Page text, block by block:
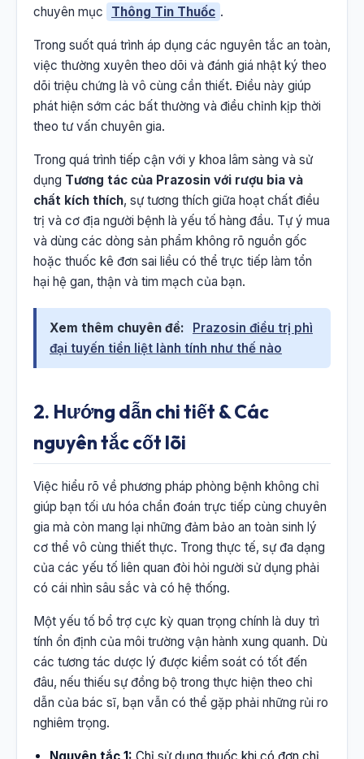
chuyên mục
Thông Tin Thuốc .
Trong suốt quá trình áp dụng các nguyên tắc an toàn,
việc thường xuyên theo dõi và đánh giá nhật ký theo
dõi triệu chứng là vô cùng cần thiết. Điều này giúp
phát hiện sớm các bất thường và điều chỉnh kịp thời
theo tư vấn chuyên gia.
Trong quá trình tiếp cận với y khoa lâm sàng và sử
dụng Tương tác của Prazosin với rượu bia và
chất kích thích, sự tương thích giữa hoạt chất điều
trị và cơ địa người bệnh là yếu tố hàng đầu. Tự ý mua
và dùng các dòng sản phẩm không rõ nguồn gốc
hoặc thuốc kê đơn sai liều có thể trực tiếp làm tổn
hại hệ gan, thận và tim mạch của bạn.
Xem thêm chuyên đề:
Prazosin điều trị phì
đại tuyến tiền liệt lành tính như thế nào
2. Hướng dẫn chi tiết & Các
nguyên tắc cốt lõi
Việc hiểu rõ về phương pháp phòng bệnh không chỉ
giúp bạn tối ưu hóa chẩn đoán trực tiếp cùng chuyên
gia mà còn mang lại những đảm bảo an toàn sinh lý
cơ thể vô cùng thiết thực. Trong thực tế, sự đa dạng
của các yếu tố liên quan đòi hỏi người sử dụng phải
có cái nhìn sâu sắc và có hệ thống.
Một yếu tố bổ trợ cực kỳ quan trọng chính là duy trì
tính ổn định của môi trường vận hành xung quanh. Dù
các tương tác dược lý được kiểm soát có tốt đến
đâu, nếu thiếu sự đồng bộ trong thực hiện theo chỉ
dẫn của bác sĩ, bạn vẫn có thể gặp phải những rủi ro
nghiêm trọng.